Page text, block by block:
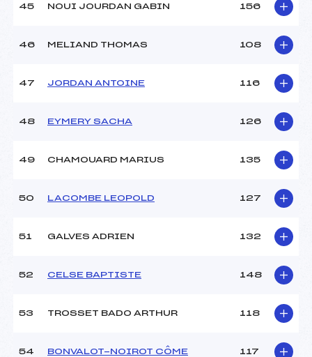
45 NOUI JOURDAN GABIN 156
46 MELIAND THOMAS 108
47 JORDAN ANTOINE 116
48 EYMERY SACHA 126
49 CHAMOUARD MARIUS 135
50 LACOMBE LEOPOLD 127
51 GALVES ADRIEN 132
52 CELSE BAPTISTE 148
53 TROSSET BADO ARTHUR 118
54 BONVALOT-NOIROT CÔME 117